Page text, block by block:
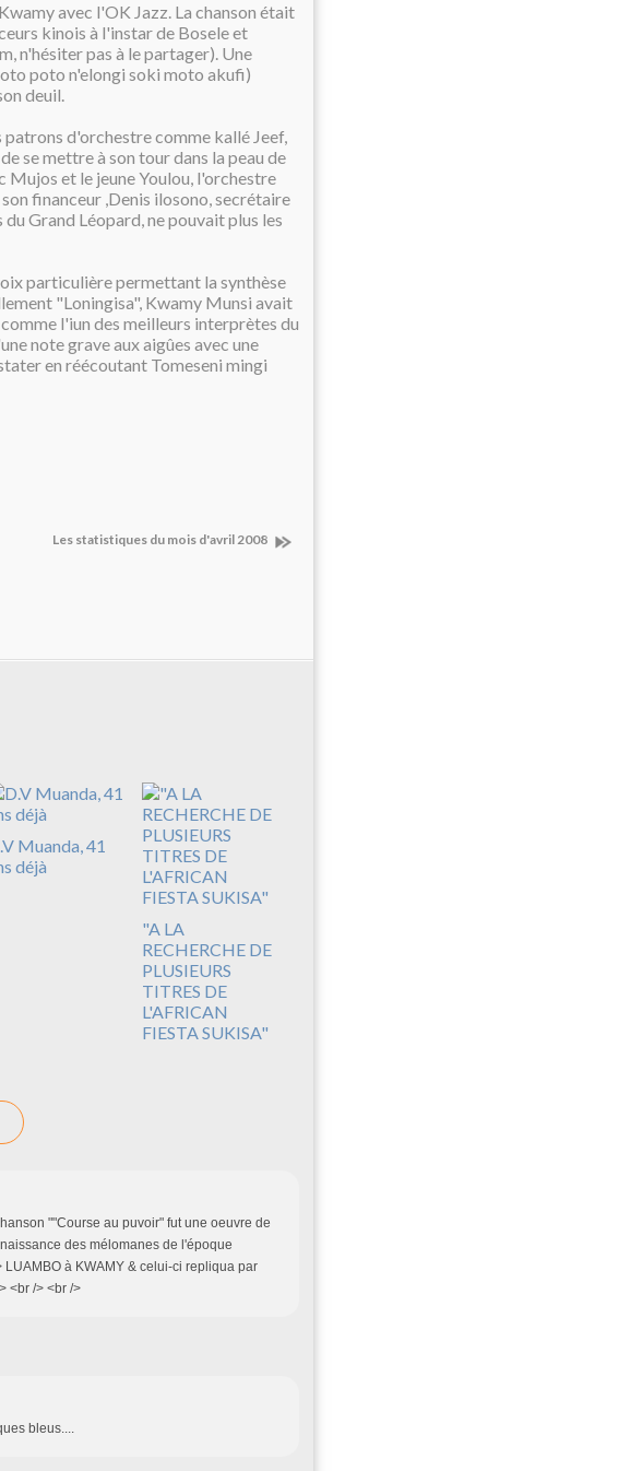
avec l'OK Jazz. La chanson était
kinois à l'instar de Bosele et
n'hésiter pas à le partager). Une
poto n'elongi soki moto akufi)
deuil.
d'orchestre comme kallé Jeef,
se mettre à son tour dans la peau de
Mujos et le jeune Youlou, l'orchestre
financeur ,Denis ilosono, secrétaire
Grand Léopard, ne pouvait plus les
particulière permettant la synthèse
"Loningisa", Kwamy Munsi avait
l'iun des meilleurs interprètes du
note grave aux aigûes avec une
en réécoutant Tomeseni mingi
Les statistiques du mois d'avril 2008
Muanda, 41
déjà
"A LA
RECHERCHE DE
PLUSIEURS
TITRES DE
L'AFRICAN
FIESTA SUKISA"
""Course au puvoir" fut une oeuvre de
des mélomanes de l'époque
à KWAMY & celui-ci repliqua par
<br /> <br />
bleus....